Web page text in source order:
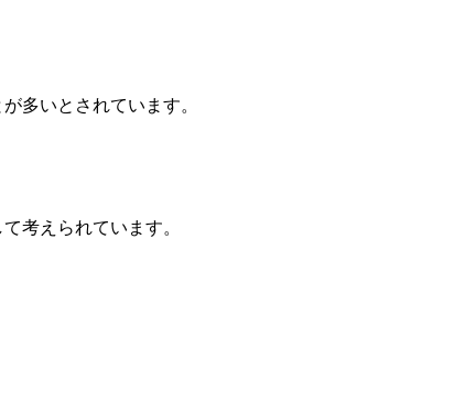
多いとされています。
考えられています。